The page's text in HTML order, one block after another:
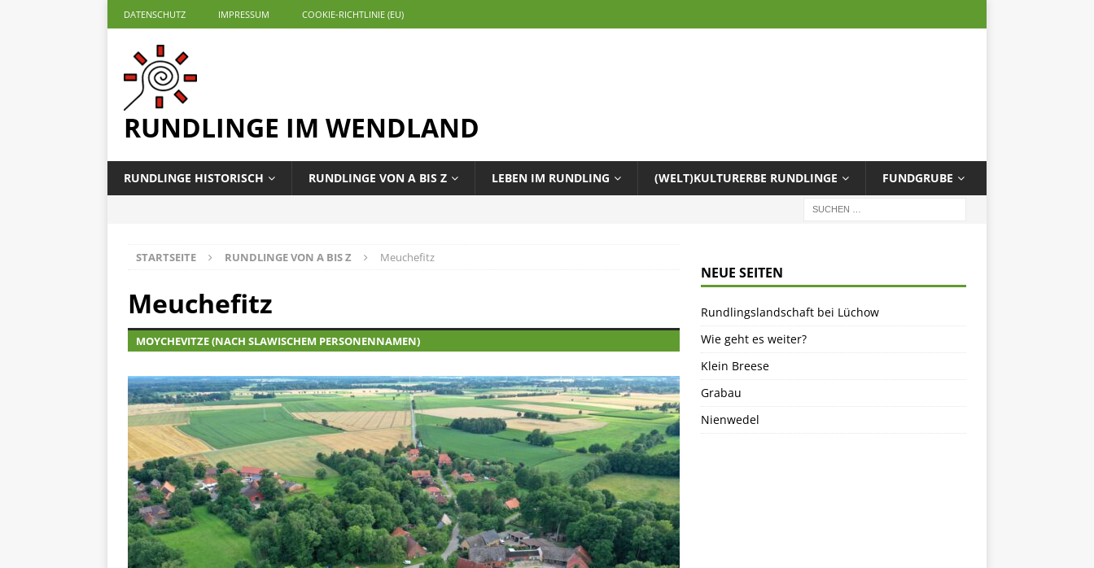
DATENSCHUTZ IMPRESSUM COOKIE-RICHTLINIE (EU)
RUNDLINGE IM WENDLAND
RUNDLINGE HISTORISCH RUNDLINGE VON A BIS Z LEBEN IM RUNDLING (WELT)KULTURERBE RUNDLINGE FUNDGRUBE
STARTSEITE RUNDLINGE VON A BIS Z Meuchefitz
Meuchefitz
MOYCHEVITZE (NACH SLAWISCHEM PERSONENNAMEN)
NEUE SEITEN
Rundlingslandschaft bei Lüchow
Wie geht es weiter?
Klein Breese
Grabau
Nienwedel